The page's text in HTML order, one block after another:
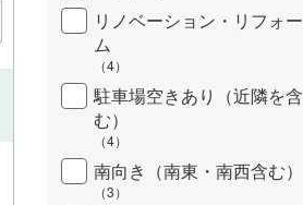
リノベーション・リフォー
ム
（4）
駐車場空きあり（近隣を含
む）
（4）
南向き（南東・南西含む）
（3）